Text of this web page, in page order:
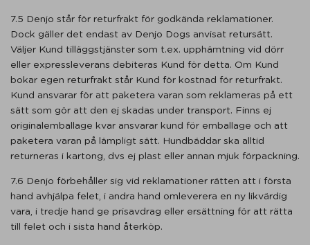
7.5 Denjo står för returfrakt för godkända reklamationer.
Dock gäller det endast av Denjo Dogs anvisat retursätt.
Väljer Kund tilläggstjänster som t.ex. upphämtning vid dörr
eller expressleverans debiteras Kund för detta. Om Kund
bokar egen returfrakt står Kund för kostnad för returfrakt.
Kund ansvarar för att paketera varan som reklameras på ett
sätt som gör att den ej skadas under transport. Finns ej
originalemballage kvar ansvarar kund för emballage och att
paketera varan på lämpligt sätt. Hundbäddar ska alltid
returneras i kartong, dvs ej plast eller annan mjuk förpackning.
7.6 Denjo förbehåller sig vid reklamationer rätten att i första
hand avhjälpa felet, i andra hand omleverera en ny likvärdig
vara, i tredje hand ge prisavdrag eller ersättning för att rätta
till felet och i sista hand återköp.